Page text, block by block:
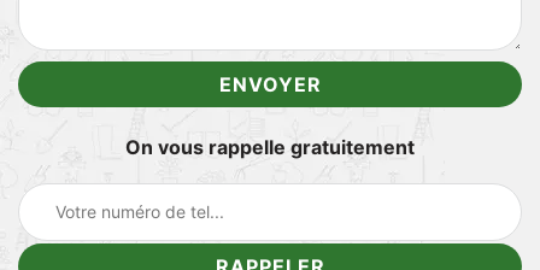
On vous rappelle gratuitement